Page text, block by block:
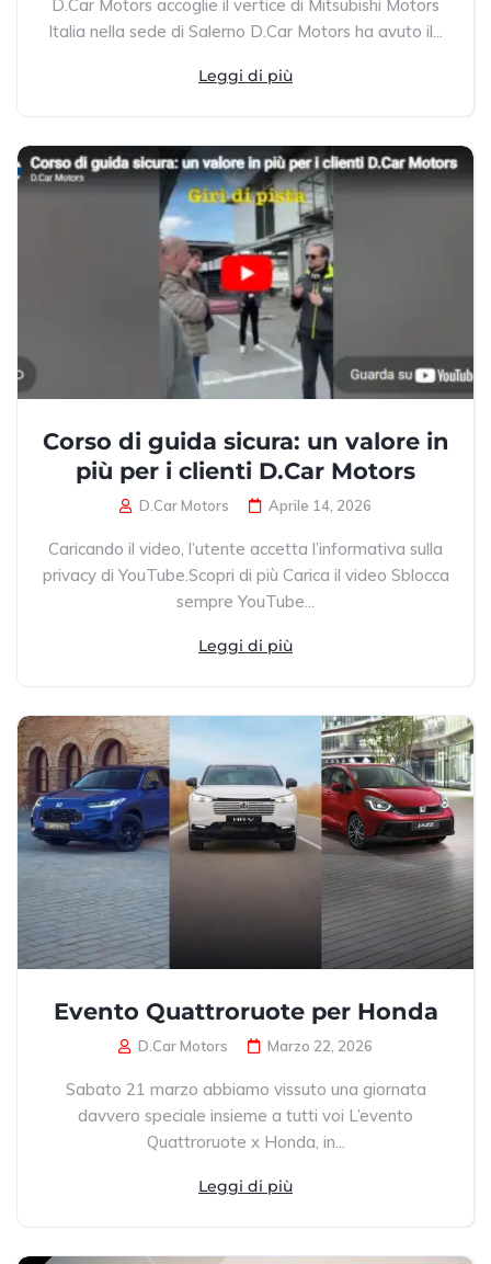
D.Car Motors accoglie il vertice di Mitsubishi Motors
Italia nella sede di Salerno D.Car Motors ha avuto il...
Leggi di più
Corso di guida sicura: un valore in
più per i clienti D.Car Motors
D.Car Motors Aprile 14, 2026
Caricando il video, l’utente accetta l’informativa sulla
privacy di YouTube.Scopri di più Carica il video Sblocca
sempre YouTube...
Leggi di più
Evento Quattroruote per Honda
D.Car Motors Marzo 22, 2026
Sabato 21 marzo abbiamo vissuto una giornata
davvero speciale insieme a tutti voi L’evento
Quattroruote x Honda, in...
Leggi di più